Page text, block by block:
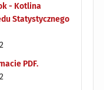
- Kotlina
Statystycznego
PDF.